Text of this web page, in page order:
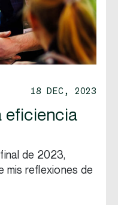
18 DEC, 2023
eficiencia
de 2023,
mis reflexiones de